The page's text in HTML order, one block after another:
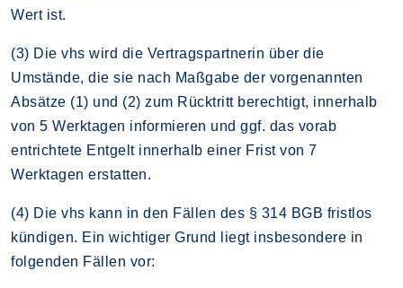
Wert ist.
(3) Die vhs wird die Vertragspartnerin über die
Umstände, die sie nach Maßgabe der vorgenannten
Absätze (1) und (2) zum Rücktritt berechtigt, innerhalb
von 5 Werktagen informieren und ggf. das vorab
entrichtete Entgelt innerhalb einer Frist von 7
Werktagen erstatten.
(4) Die vhs kann in den Fällen des § 314 BGB fristlos
kündigen. Ein wichtiger Grund liegt insbesondere in
folgenden Fällen vor: